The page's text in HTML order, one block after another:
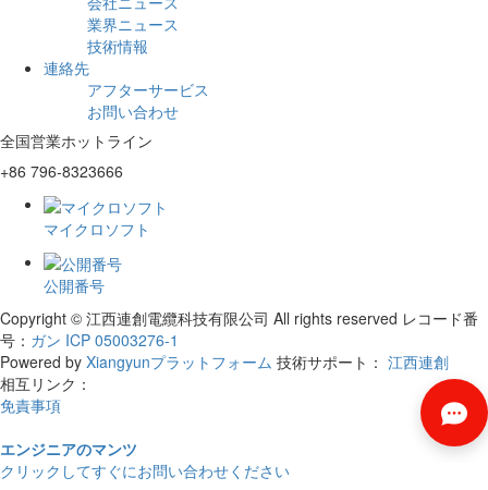
業界ニュース
技術情報
連絡先
アフターサービス
お問い合わせ
全国営業ホットライン
+86 796-8323666
マイクロソフト
公開番号
Copyright © 江西連創電纜科技有限公司 All rights reserved レコード番
号： ガン ICP 05003276-1
Powered by Xiangyunプラットフォーム 技術サポート： 江西連創
相互リンク：
免責事項
エンジニアのマンツ
クリックしてすぐにお問い合わせください